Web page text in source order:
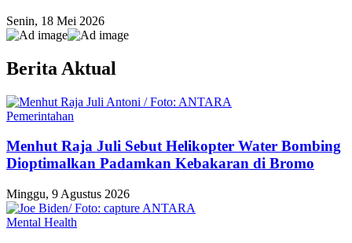
Senin, 18 Mei 2026
Berita Aktual
Pemerintahan
Menhut Raja Juli Sebut Helikopter Water Bombing
Dioptimalkan Padamkan Kebakaran di Bromo
Minggu, 9 Agustus 2026
Mental Health